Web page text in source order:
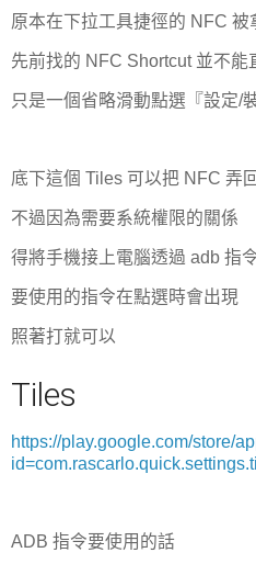
原本在下拉工具捷徑的 NFC 被
先前找的 NFC Shortcut 並不能
只是一個省略滑動點選『設定/
底下這個 Tiles 可以把 NFC 弄
不過因為需要系統權限的關係
得將手機接上電腦透過 adb 指
要使用的指令在點選時會出現
照著打就可以
Tiles
https://play.google.com/store/
ADB 指令要使用的話